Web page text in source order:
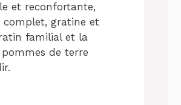
et reconfortante,
complet, gratine et
familial et la
de terre